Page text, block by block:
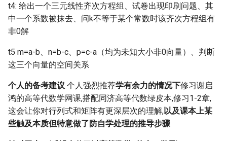
t4: 给出一个三元线性齐次方程组、试卷出现印刷问题、其
中一个系数被抹去、问k不等于某个常数时该齐次方程组有
非0解
t5 m=a-b、n=b-c、p=c-a（均为未知大小非0向量）、判断
这三个向量的空间关系
个人的备考建议 个人强烈推荐学有余力的情况下修习谢启
鸿的高等代数学网课,搭配同济高等代数绿皮本,修习1-2章,
这会让你对行列式和矩阵有更深层次的理解,以及课本上某
些触及本质但特意做了防自学处理的推导步骤